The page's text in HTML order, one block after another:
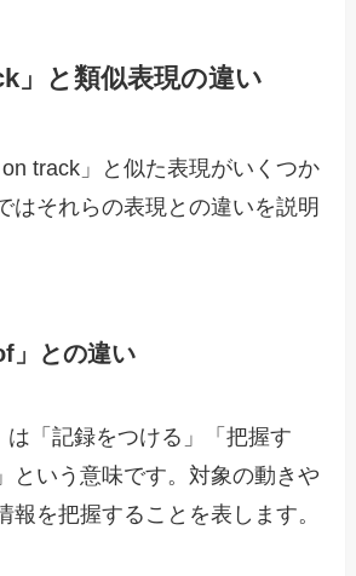
」と類似表現の違い
track」と似た表現がいくつか
はそれらの表現との違いを説明
」との違い
は「記録をつける」「把握す
という意味です。対象の動きや
報を把握することを表します。